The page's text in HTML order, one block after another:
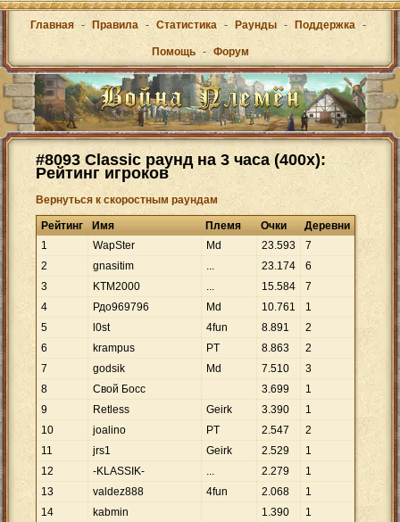
Главная - Правила - Статистика - Раунды - Поддержка -
Помощь - Форум
#8093 Classic раунд на 3 часа (400x):
Рейтинг игроков
Вернуться к скоростным раундам
Рейтинг Имя Племя Очки
Деревни
1
WapSter Md 23.593
7
2
gnasitim ... 23.174
6
3
KTM2000 ... 15.584
7
4
Рдо969796 Md 10.761
1
5
l0st 4fun 8.891
2
6
krampus PT 8.863
2
7
godsik Md 7.510
3
8
Свой Босс 3.699
1
9
Retless Geirk 3.390
1
10
joalino PT 2.547
2
11
jrs1 Geirk 2.529
1
12
-KLASSIK- ... 2.279
1
13
valdez888 4fun 2.068
1
14
kabmin 1.390
1